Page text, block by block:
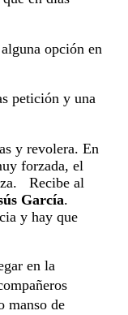
opción en
petición y una
y revolera. En
forzada, el
Recibe al
García.
y hay que
en la
manso de